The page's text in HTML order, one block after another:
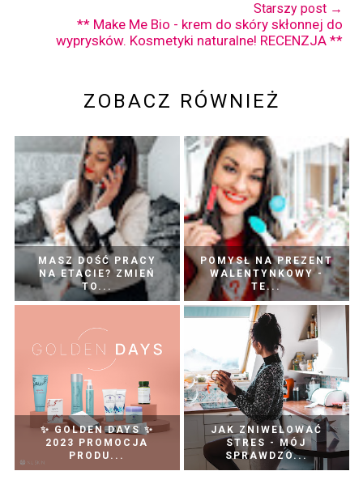
Starszy post →
** Make Me Bio - krem do skóry skłonnej do
wyprysków. Kosmetyki naturalne! RECENZJA **
ZOBACZ RÓWNIEŻ
MASZ DOŚĆ PRACY
NA ETACIE? ZMIEŃ
TO...
POMYSŁ NA PREZENT
WALENTYNKOWY -
TE...
✨ GOLDEN DAYS ✨
2023 PROMOCJA
PRODU...
JAK ZNIWELOWAĆ
STRES - MÓJ
SPRAWDZO...